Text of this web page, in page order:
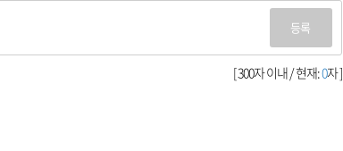
등록
[ 300자 이내 / 현재:0자 ]